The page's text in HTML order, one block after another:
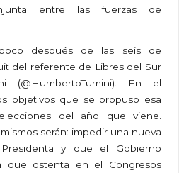
entre las fuerzas de
después de las seis de
del referente de Libres del Sur
(@HumbertoTumini). En el
objetivos que se propuso esa
del año que viene.
serán: impedir una nueva
y que el Gobierno
que ostenta en el Congresos